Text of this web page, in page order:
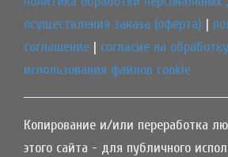
осуществления заказа (оферта) |
соглашение | согласие на
использования файлов cookie
Копирование и/или переработка
этого сайта - для публичного